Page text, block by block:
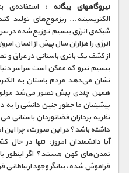
نیروگاههای بیگانه :
استفاده‌ی
الکتریسیته… ریزموج‌های تولید
شبکه‌ی انرژی بیسیم توزیع شده در
انرژی را هزاران سال پیش از انسان
از کشف یک باتری باستانی در عراق
بیسیم نیرو که ممکن است سراسر
نشان می‌دهد مردم باستان به
همین چندی پیش تصور می‌شد مولود
پیشینیان ما چطور چنین دانشی را
نظریه پردازان فضانوردان باستانی
داشته باشد؟ در این صورت، چرا این
آیا دانشمندان امروز، تنها در
تمدن‌های کهن هستند؟ اگر اینطور
فراموش شده، بیانگر وجود ارتباطاتی